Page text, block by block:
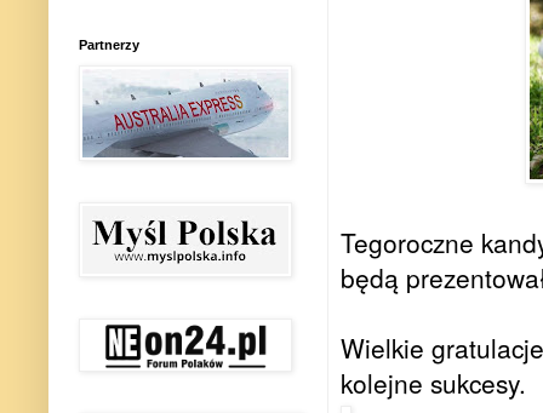
Tegoroczne
będą
Wielkie
kolejne sukcesy.
Partnerzy